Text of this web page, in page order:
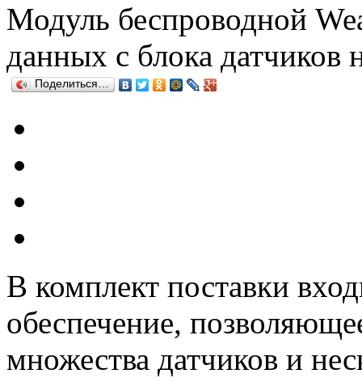
Модуль беспроводной
данных с блока
Поделиться…
В комплект поставки
обеспечение,
множества датчиков и